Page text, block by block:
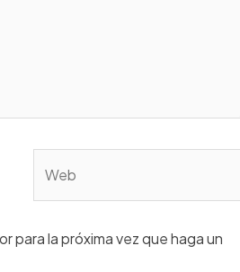
para la próxima vez que haga un